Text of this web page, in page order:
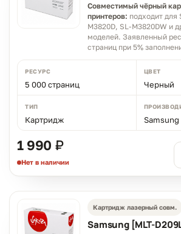
Совместимый чёрный
принтеров: подходит для
M3820D, SL-M3820DW и
моделей. Заявленный
страниц при 5%
РЕСУРС
5 000 страниц
ЦВЕТ
Черный
ТИП
Картридж Samsung
1 990 ₽
Нет в наличии
Картридж лазерный совм.
Samsung [MLT-